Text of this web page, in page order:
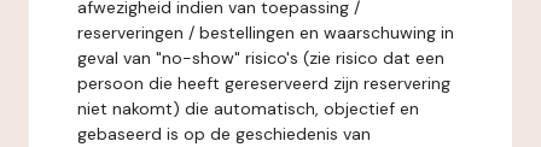
afwezigheid indien van toepassing /
reserveringen / bestellingen en waarschuwing in
geval van "no-show" risico's (zie risico dat een
persoon die heeft gereserveerd zijn reservering
niet nakomt) die automatisch, objectief en
gebaseerd is op de geschiedenis van